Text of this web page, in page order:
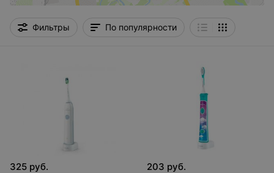
Фильтры По популярности
325 руб. 203 руб.